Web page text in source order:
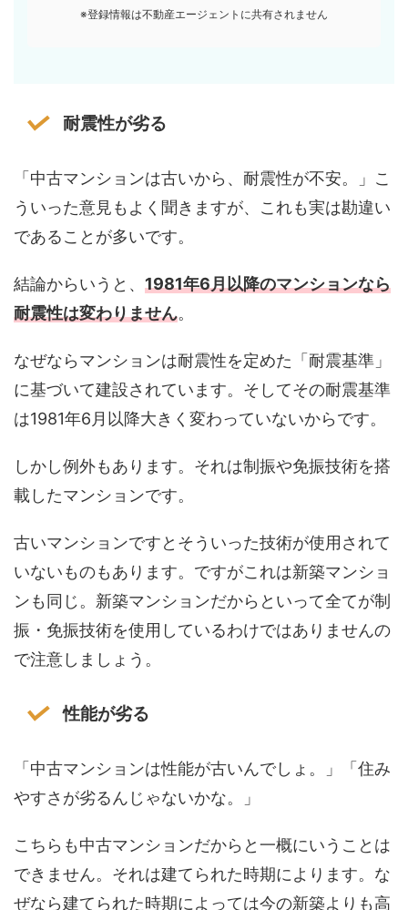
※登録情報は不動産エージェントに共有されません
耐震性が劣る
「中古マンションは古いから、耐震性が不安。」こ
ういった意見もよく聞きますが、これも実は勘違い
であることが多いです。
結論からいうと、 1981年6月以降のマンションなら
耐震性は変わりません。
なぜならマンションは耐震性を定めた「耐震基準」
に基づいて建設されています。そしてその耐震基準
は1981年6月以降大きく変わっていないからです。
しかし例外もあります。それは制振や免振技術を搭
載したマンションです。
古いマンションですとそういった技術が使用されて
いないものもあります。ですがこれは新築マンショ
ンも同じ。新築マンションだからといって全てが制
振・免振技術を使用しているわけではありませんの
で注意しましょう。
性能が劣る
「中古マンションは性能が古いんでしょ。」「住み
やすさが劣るんじゃないかな。」
こちらも中古マンションだからと一概にいうことは
できません。それは建てられた時期によります。な
ぜなら建てられた時期によっては今の新築よりも高